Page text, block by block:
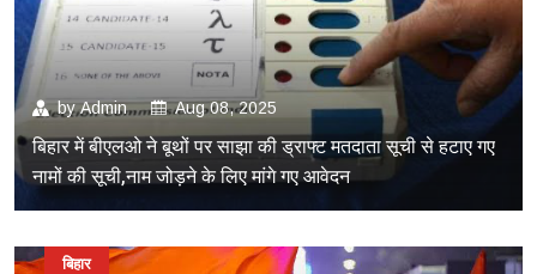
byAdmin Aug 08, 2025
बिहार में बीएलओ ने बूथों पर साझा की ड्राफ्ट मतदाता सूची से हटाए गए
नामों की सूची,नाम जोड़ने के लिए मांगे गए आवेदन
बिहार